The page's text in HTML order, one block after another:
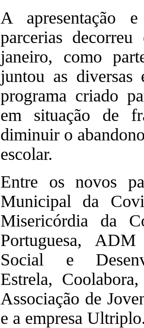
A apresentação
parcerias
janeiro, como
juntou as diversas
programa criado
em situação de
diminuir o
escolar.
Entre os novos
Municipal da
Misericórdia da
Portuguesa,
Social e
Estrela,
Associação de
e a empresa